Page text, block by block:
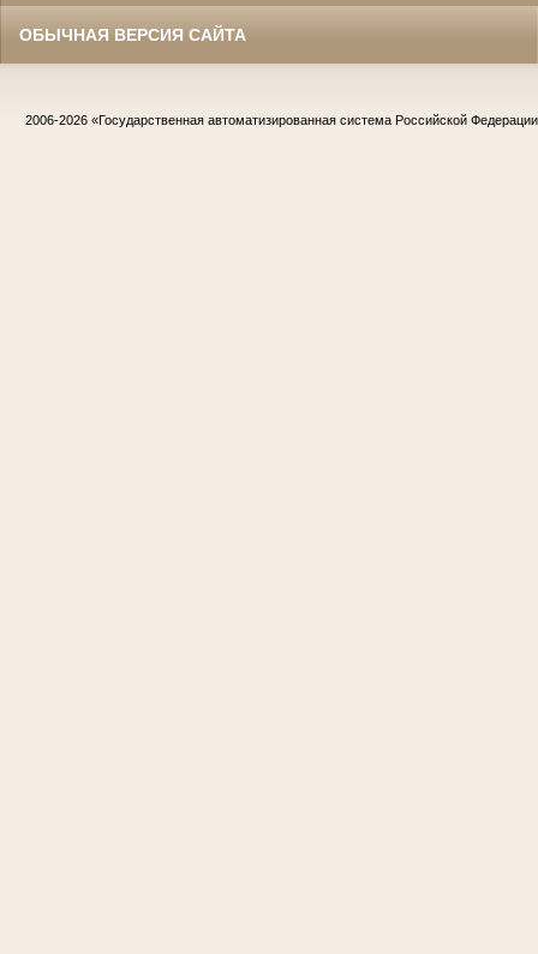
ОБЫЧНАЯ ВЕРСИЯ САЙТА
2006-2026 «Государственная автоматизированная система Российской